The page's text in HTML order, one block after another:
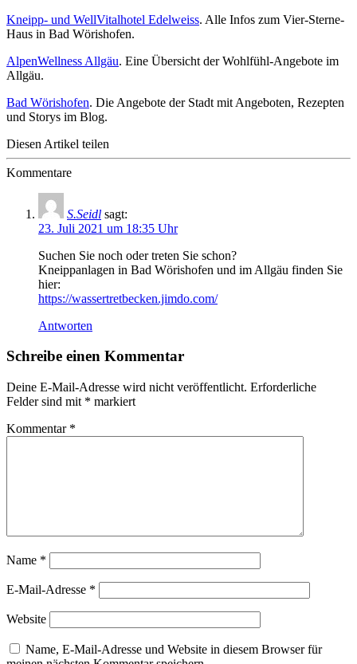
Kneipp- und WellVitalhotel Edelweiss. Alle Infos zum Vier-Sterne-
Haus in Bad Wörishofen.
AlpenWellness Allgäu. Eine Übersicht der Wohlfühl-Angebote im
Allgäu.
Bad Wörishofen. Die Angebote der Stadt mit Angeboten, Rezepten
und Storys im Blog.
Diesen Artikel teilen
Kommentare
S.Seidl sagt:
23. Juli 2021 um 18:35 Uhr
Suchen Sie noch oder treten Sie schon?
Kneippanlagen in Bad Wörishofen und im Allgäu finden Sie
hier:
https://wassertretbecken.jimdo.com/
Antworten
Schreibe einen Kommentar
Deine E-Mail-Adresse wird nicht veröffentlicht. Erforderliche
Felder sind mit * markiert
Kommentar *
Name *
E-Mail-Adresse *
Website
Name, E-Mail-Adresse und Website in diesem Browser für